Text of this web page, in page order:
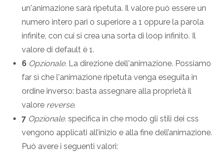
un'animazione sarà ripetuta. Il valore può essere un
numero intero pari o superiore a 1 oppure la parola
infinite, con cui si crea una sorta di loop infinito. Il
valore di default è 1.
6 Opzionale. La direzione dell'animazione. Possiamo
far sì che l'animazione ripetuta venga eseguita in
ordine inverso: basta assegnare alla proprietà il
valore reverse.
7 Opzionale. specifica in che modo gli stili dei css
vengono applicati all’inizio e alla fine dell’animazione.
Può avere i seguenti valori: